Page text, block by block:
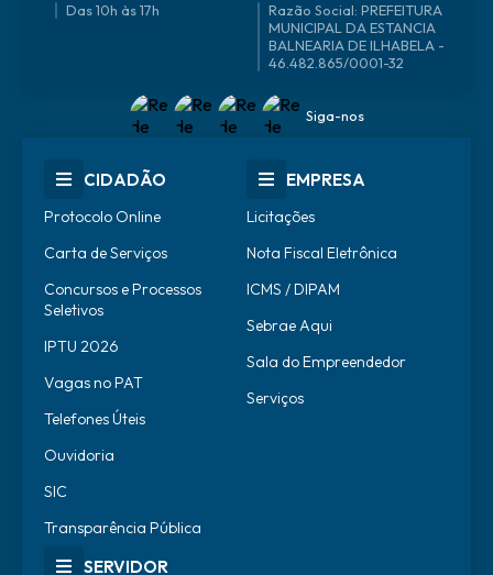
Das 10h às 17h
46.482.865/0001-32
Siga-nos
CIDADÃO
Protocolo Online
Carta de Serviços
Concursos e Processos
Seletivos
IPTU 2026
Vagas no PAT
Telefones Úteis
Ouvidoria
SIC
Transparência Pública
EMPRESA
Licitações
Nota Fiscal Eletrônica
ICMS / DIPAM
Sebrae Aqui
Sala do Empreendedor
Serviços
SERVIDOR